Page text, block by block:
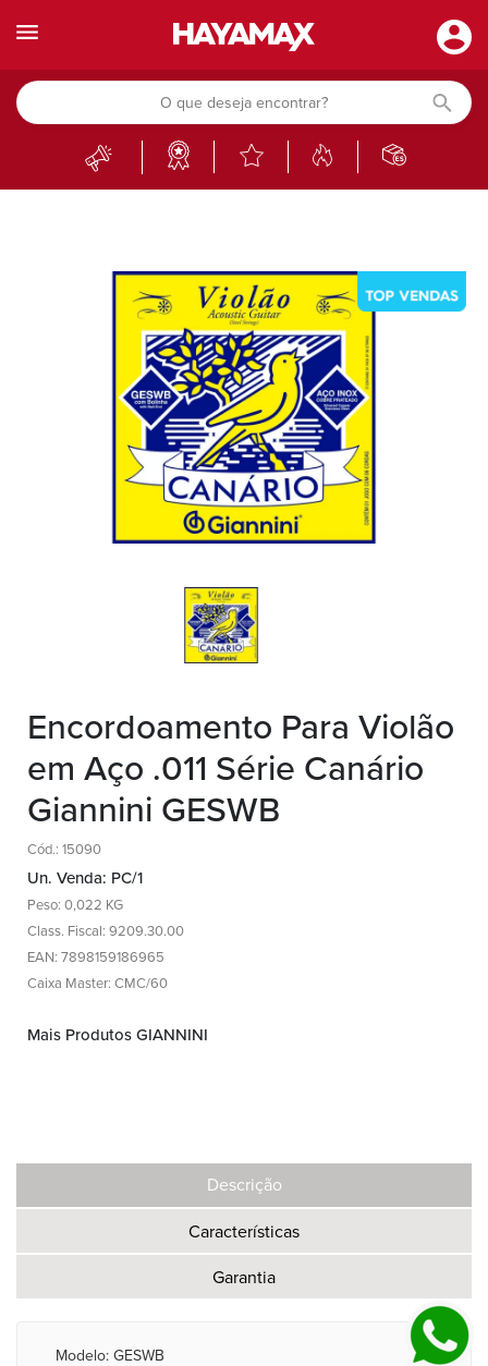
Encordoamento Para Violão
em Aço .011 Série Canário
Giannini GESWB
Cód.: 15090
Un. Venda: PC/1
Peso: 0,022 KG
Class. Fiscal: 9209.30.00
EAN: 7898159186965
Caixa Master: CMC/60
Mais Produtos GIANNINI
Descrição
Características
Garantia
Modelo: GESWB